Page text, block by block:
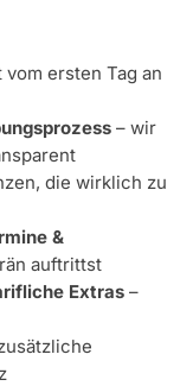
vom ersten Tag an
– wir
die wirklich zu
&
auftrittst
Extras –